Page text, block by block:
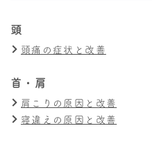
頭
頭痛の症状と改善
首・肩
肩こりの原因と改善
寝違えの原因と改善